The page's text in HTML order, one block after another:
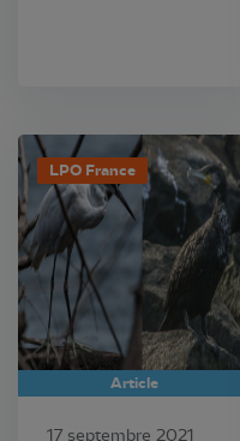
LPO France
Article
17 septembre 2021